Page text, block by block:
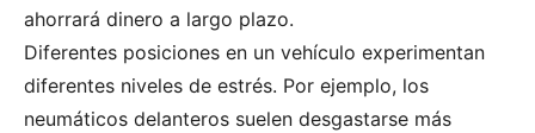
ahorrará dinero a largo plazo.
Diferentes posiciones en un vehículo experimentan
diferentes niveles de estrés. Por ejemplo, los
neumáticos delanteros suelen desgastarse más